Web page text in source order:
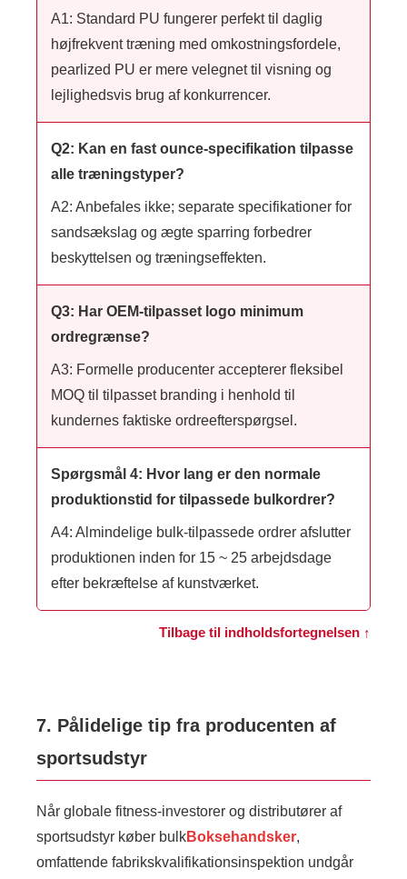
A1: Standard PU fungerer perfekt til daglig
højfrekvent træning med omkostningsfordele,
pearlized PU er mere velegnet til visning og
lejlighedsvis brug af konkurrencer.
Q2: Kan en fast ounce-specifikation tilpasse
alle træningstyper?
A2: Anbefales ikke; separate specifikationer for
sandsækslag og ægte sparring forbedrer
beskyttelsen og træningseffekten.
Q3: Har OEM-tilpasset logo minimum
ordregrænse?
A3: Formelle producenter accepterer fleksibel
MOQ til tilpasset branding i henhold til
kundernes faktiske ordreefterspørgsel.
Spørgsmål 4: Hvor lang er den normale
produktionstid for tilpassede bulkordrer?
A4: Almindelige bulk-tilpassede ordrer afslutter
produktionen inden for 15 ~ 25 arbejdsdage
efter bekræftelse af kunstværket.
Tilbage til indholdsfortegnelsen ↑
7. Pålidelige tip fra producenten af ​​
sportsudstyr
Når globale fitness-investorer og distributører af
sportsudstyr køber bulkBoksehandsker,
omfattende fabrikskvalifikationsinspektion undgår